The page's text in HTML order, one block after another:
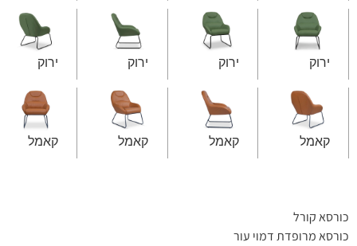
כורסא קורל
כורסא מרופדת דמוי עור
ירוק ירוק ירוק ירוק
קאמל קאמל קאמל קאמל